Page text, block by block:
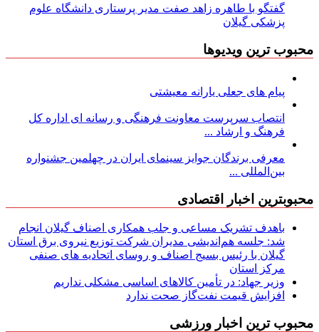
گفتگو با طاهره زاهد صفت مدیر پرستاری دانشگاه علوم
پزشکی گیلان
محبوب ترین ویدیوها
پیام های جعلی یارانه معیشتی
انتصاب سرپرست معاونت فرهنگی و رسانه ای اداره کل
فرهنگ و ارشاد ...
معرفی برندگان جوایز سینمای ایران در چهلمین جشنواره
بین‌المللی ...
محبوبترین اخبار اقتصادی
باهدف تشریک مساعی و جلب همکاری اصناف گیلان انجام
شد: جلسه هم‌اندیشی مدیران شركت توزیع نیروی برق استان
گیلان با رئیس بسیج اصناف و روسای اتحادیه های صنفی
مركز استان
وزیر جهاد: در تأمین کالاهای اساسی مشکلی نداریم
افزایش قیمت نفت‌گاز صحت ندارد
محبوب ترین اخبار ورزشی